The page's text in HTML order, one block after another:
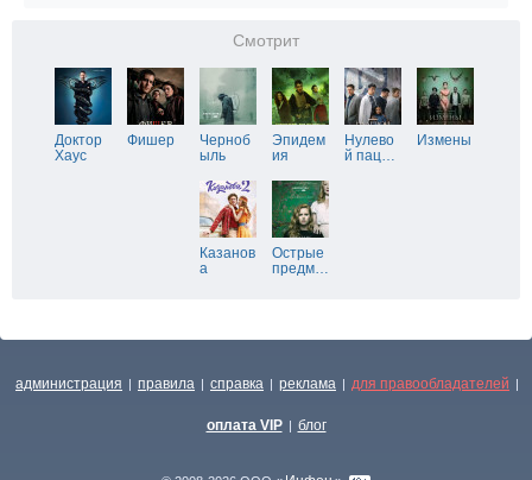
Смотрит
Доктор
Хаус
Фишер
Черноб
ыль
Эпидем
ия
Нулево
й пац…
Измены
Казанов
а
Острые
предм…
администрация | правила | справка | реклама | для правообладателей |
оплата VIP | блог